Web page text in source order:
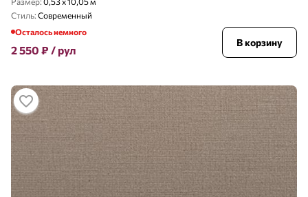
Стиль: Современный
Осталось немного
2 550 ₽ / рул
В корзину